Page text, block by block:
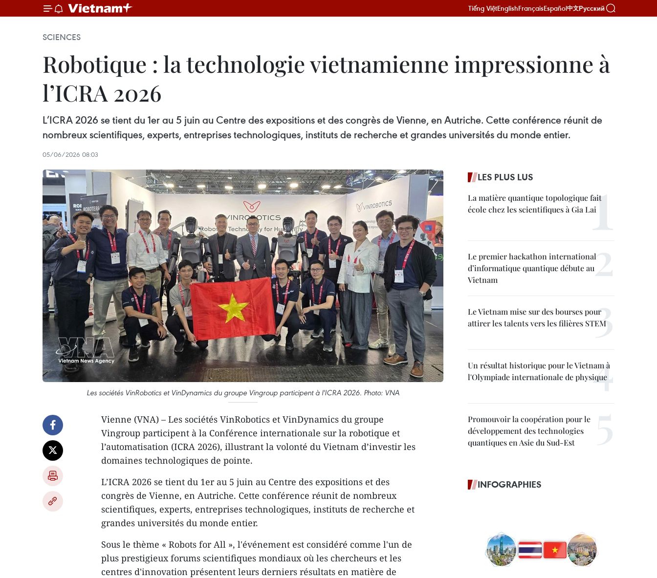
Tiếng ViệtEnglishFrançaisEspañol中文Русский
SCIENCES
Robotique : la technologie vietnamienne impressionne à
l’ICRA 2026
L’ICRA 2026 se tient du 1er au 5 juin au Centre des expositions et des congrès de Vienne, en Autriche. Cette conférence réunit de
nombreux scientifiques, experts, entreprises technologiques, instituts de recherche et grandes universités du monde entier.
05/06/2026 08:03
Les sociétés VinRobotics et VinDynamics du groupe Vingroup participent à l'ICRA 2026. Photo: VNA
Vienne (VNA) – Les sociétés VinRobotics et VinDynamics du groupe
Vingroup participent à la Conférence internationale sur la robotique et
l’automatisation (ICRA 2026), illustrant la volonté du Vietnam d’investir les
domaines technologiques de pointe.
L’ICRA 2026 se tient du 1er au 5 juin au Centre des expositions et des
congrès de Vienne, en Autriche. Cette conférence réunit de nombreux
scientifiques, experts, entreprises technologiques, instituts de recherche et
grandes universités du monde entier.
Sous le thème « Robots for All », l'événement est considéré comme l'un de
plus prestigieux forums scientifiques mondiaux où les chercheurs et les
centres d'innovation présentent leurs derniers résultats en matière de
LES PLUS LUS
La matière quantique topologique fait
école chez les scientifiques à Gia Lai
Le premier hackathon international
d’informatique quantique débute au
Vietnam
Le Vietnam mise sur des bourses pour
attirer les talents vers les filières STEM
Un résultat historique pour le Vietnam à
l'Olympiade internationale de physique
Promouvoir la coopération pour le
développement des technologies
quantiques en Asie du Sud-Est
INFOGRAPHIES